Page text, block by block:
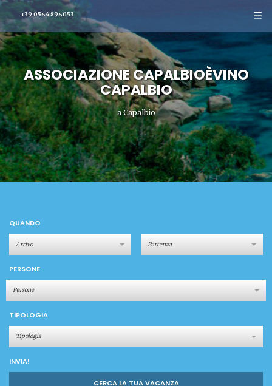
+39 0564 896053 ☰
ASSOCIAZIONE CAPALBIOÈVINO
CAPALBIO
a Capalbio
QUANDO
PERSONE
Persone
TIPOLOGIA
Tipologia
INVIA!
CERCA LA TUA VACANZA